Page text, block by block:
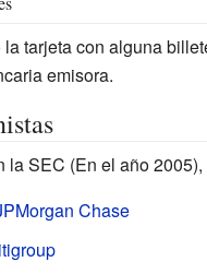
tarjeta con alguna
emisora.
la SEC (En el año
Chase